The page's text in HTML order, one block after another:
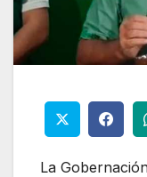
La